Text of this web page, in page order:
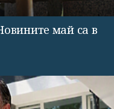
май са в